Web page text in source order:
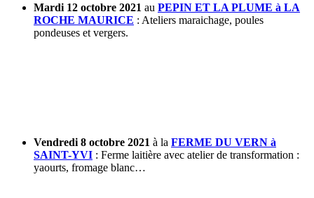
Mardi 12 octobre 2021 au PEPIN ET LA PLUME à LA
ROCHE MAURICE : Ateliers maraichage, poules
pondeuses et vergers.
Vendredi 8 octobre 2021 à la FERME DU VERN à
SAINT-YVI : Ferme laitière avec atelier de transformation :
yaourts, fromage blanc…